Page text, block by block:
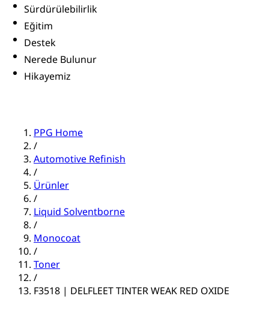
Sürdürülebilirlik
Eğitim
Destek
Nerede Bulunur
Hikayemiz
PPG Home
/
Automotive Refinish
/
Ürünler
/
Liquid Solventborne
/
Monocoat
/
Toner
/
F3518 | DELFLEET TINTER WEAK RED OXIDE